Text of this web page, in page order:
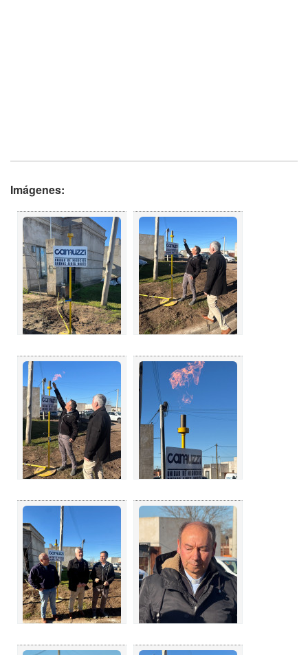
Imágenes: